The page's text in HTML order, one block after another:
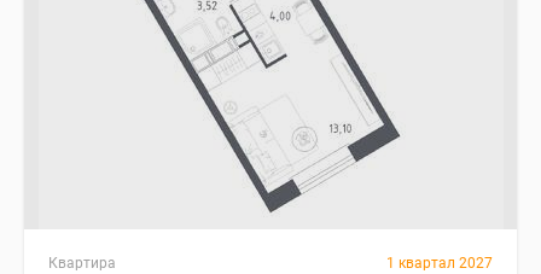
Квартира 1 квартал 2027